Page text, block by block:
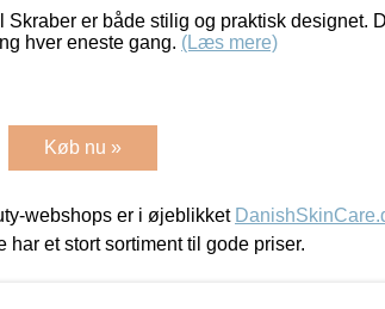
Skraber er både stilig og praktisk designet.
hver eneste gang. (Læs mere)
Køb nu »
webshops er i øjeblikket
har et stort sortiment til gode priser.